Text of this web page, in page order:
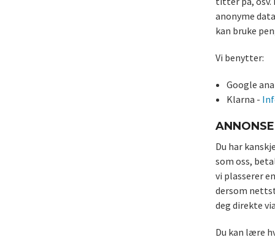
anonyme
kan bruke
Vi benytter:
Google
Klarna -
Du har
som oss,
vi plasserer
dersom
deg direkte
Du kan lære